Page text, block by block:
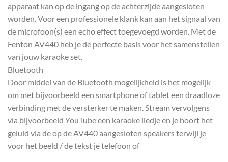
apparaat kan op de ingang op de achterzijde aangesloten
worden. Voor een professionele klank kan aan het signaal van
de microfoon(s) een echo effect toegevoegd worden. Met de
Fenton AV440 heb je de perfecte basis voor het samenstellen
van jouw karaoke set.
Bluetooth
Door middel van de Bluetooth mogelijkheid is het mogelijk
om met bijvoorbeeld een smartphone of tablet een draadloze
verbinding met de versterker te maken. Stream vervolgens
via bijvoorbeeld YouTube een karaoke liedje en je hoort het
geluid via de op de AV440 aangesloten speakers terwijl je
voor het beeld / de tekst je telefoon of